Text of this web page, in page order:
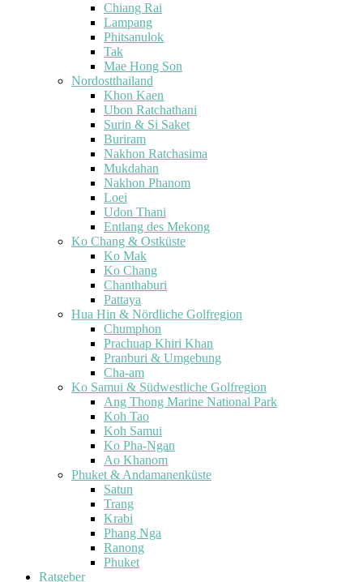
Chiang Rai
Lampang
Phitsanulok
Tak
Mae Hong Son
Nordostthailand
Khon Kaen
Ubon Ratchathani
Surin & Si Saket
Buriram
Nakhon Ratchasima
Mukdahan
Nakhon Phanom
Loei
Udon Thani
Entlang des Mekong
Ko Chang & Ostküste
Ko Mak
Ko Chang
Chanthaburi
Pattaya
Hua Hin & Nördliche Golfregion
Chumphon
Prachuap Khiri Khan
Pranburi & Umgebung
Cha-am
Ko Samui & Südwestliche Golfregion
Ang Thong Marine National Park
Koh Tao
Koh Samui
Ko Pha-Ngan
Ao Khanom
Phuket & Andamanenküste
Satun
Trang
Krabi
Phang Nga
Ranong
Phuket
Ratgeber